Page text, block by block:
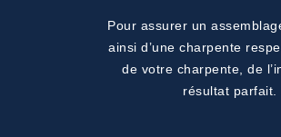
Pour assurer un
ainsi d’une charpente
de votre charpente, de
résultat parfait.